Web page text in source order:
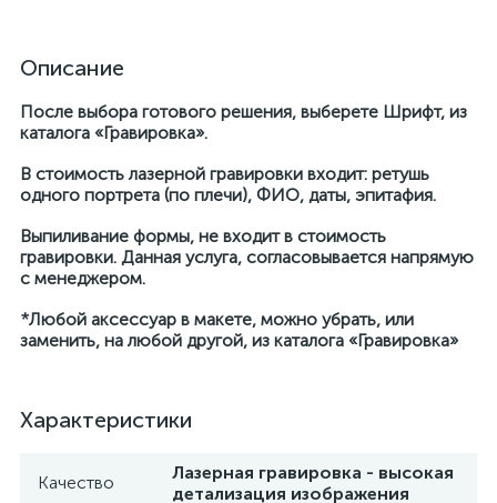
Описание
После выбора готового решения, выберете Шрифт, из
каталога «Гравировка».
В стоимость лазерной гравировки входит: ретушь
одного портрета (по плечи), ФИО, даты, эпитафия.
Выпиливание формы, не входит в стоимость
гравировки. Данная услуга, согласовывается напрямую
с менеджером.
*Любой аксессуар в макете, можно убрать, или
заменить, на любой другой, из каталога «Гравировка»
Характеристики
Качество
Лазерная гравировка - высокая
детализация изображения